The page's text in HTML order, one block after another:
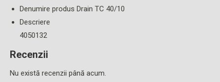
Denumire produs Drain TC 40/10
Descriere
4050132
Recenzii
Nu există recenzii până acum.